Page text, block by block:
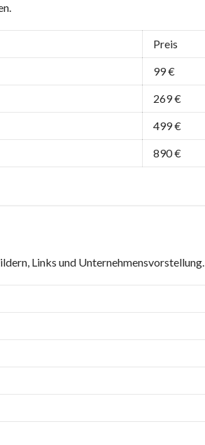
Preis
99 €
269 €
499 €
890 €
Links und Unternehmensvorstellung.